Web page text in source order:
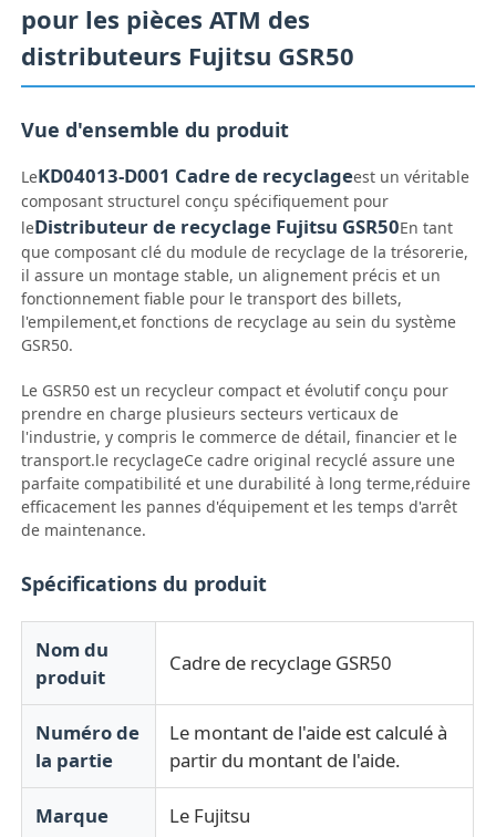
Produits
Vidéos
Visite d'usine
Contrôle de la qualité
nouvelles
Tous les cas
pour les pièces ATM des
distributeurs Fujitsu GSR50
Vue d'ensemble du produit
LeKD04013-D001 Cadre de recyclageest un véritable
composant structurel conçu spécifiquement pour
leDistributeur de recyclage Fujitsu GSR50En tant
que composant clé du module de recyclage de la trésorerie,
il assure un montage stable, un alignement précis et un
fonctionnement fiable pour le transport des billets,
l'empilement,et fonctions de recyclage au sein du système
GSR50.
Le GSR50 est un recycleur compact et évolutif conçu pour
prendre en charge plusieurs secteurs verticaux de
l'industrie, y compris le commerce de détail, financier et le
transport.le recyclageCe cadre original recyclé assure une
parfaite compatibilité et une durabilité à long terme,réduire
efficacement les pannes d'équipement et les temps d'arrêt
de maintenance.
Spécifications du produit
Nom du
produit
Cadre de recyclage GSR50
Numéro de
la partie
Le montant de l'aide est calculé à
partir du montant de l'aide.
Marque Le Fujitsu